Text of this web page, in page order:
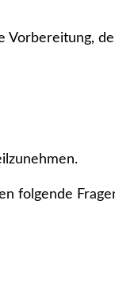
folgende